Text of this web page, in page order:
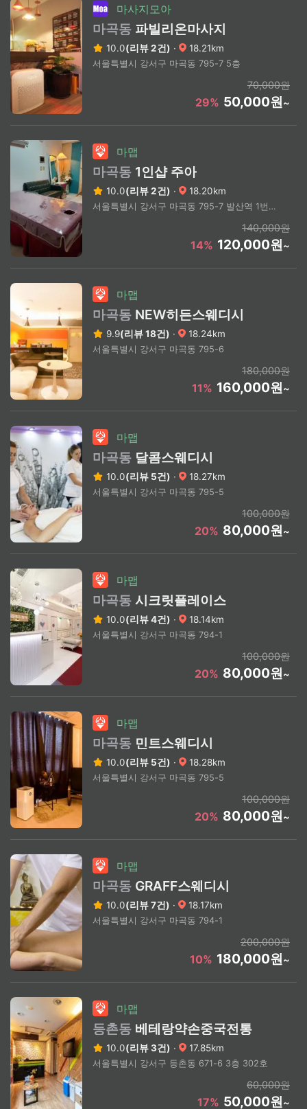
마사지모아
마곡동 파빌리온마사지
10.0(리뷰 2건) · 18.21km
서울특별시 강서구 마곡동 795-7 5층
70,000원
29% 50,000원~
마맵
마곡동 1인샵 주아
10.0(리뷰 2건) · 18.20km
서울특별시 강서구 마곡동 795-7 발산역 1번출구 도보5분
140,000원
14% 120,000원~
마맵
마곡동 NEW히든스웨디시
9.9(리뷰 18건) · 18.24km
서울특별시 강서구 마곡동 795-6
180,000원
11% 160,000원~
마맵
마곡동 달콤스웨디시
10.0(리뷰 5건) · 18.27km
서울특별시 강서구 마곡동 795-5
100,000원
20% 80,000원~
마맵
마곡동 시크릿플레이스
10.0(리뷰 4건) · 18.14km
서울특별시 강서구 마곡동 794-1
100,000원
20% 80,000원~
마맵
마곡동 민트스웨디시
10.0(리뷰 5건) · 18.28km
서울특별시 강서구 마곡동 795-5
100,000원
20% 80,000원~
마맵
마곡동 GRAFF스웨디시
10.0(리뷰 7건) · 18.17km
서울특별시 강서구 마곡동 794-1
200,000원
10% 180,000원~
마맵
등촌동 베테랑약손중국전통
10.0(리뷰 3건) · 17.85km
서울특별시 강서구 등촌동 671-6 3층 302호
60,000원
17% 50,000원~